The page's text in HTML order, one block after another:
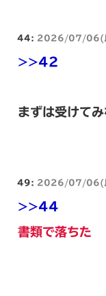
44: 2026/07/06(
>>42
まずは受けてみ
49: 2026/07/06(
>>44
書類で落ちた